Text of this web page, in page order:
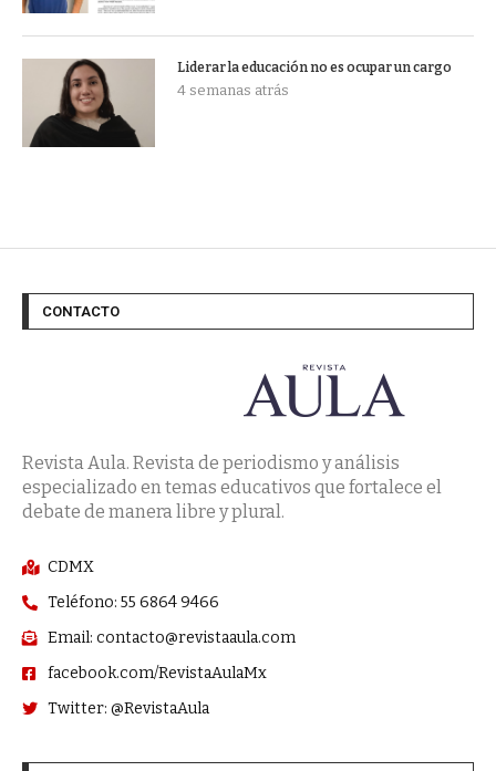
Liderar la educación no es ocupar un cargo
4 semanas atrás
CONTACTO
Revista Aula. Revista de periodismo y análisis
especializado en temas educativos que fortalece el
debate de manera libre y plural.
CDMX
Teléfono: 55 6864 9466
Email: contacto@revistaaula.com
facebook.com/RevistaAulaMx
Twitter: @RevistaAula